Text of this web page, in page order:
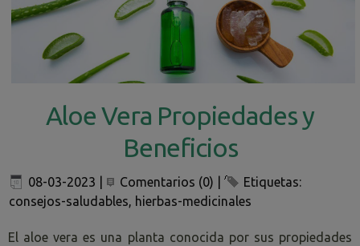
Aloe Vera Propiedades y
Beneficios
08-03-2023 Comentarios (0)
Etiquetas:
consejos-saludables, hierbas-medicinales
El aloe vera es una planta conocida por sus propiedades